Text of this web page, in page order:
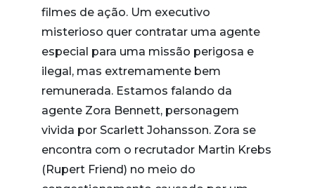
filmes de ação. Um executivo
misterioso quer contratar uma agente
especial para uma missão perigosa e
ilegal, mas extremamente bem
remunerada. Estamos falando da
agente Zora Bennett, personagem
vivida por Scarlett Johansson. Zora se
encontra com o recrutador Martin Krebs
(Rupert Friend) no meio do